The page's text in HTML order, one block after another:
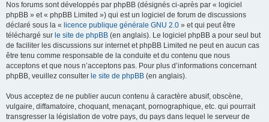
Nos forums sont développés par phpBB (désignés ci-après par « logiciel
phpBB » et « phpBB Limited ») qui est un logiciel de forum de discussions
déclaré sous la « licence publique générale GNU 2.0 » et qui peut être
téléchargé sur le site de phpBB (en anglais). Le logiciel phpBB a pour seul but
de faciliter les discussions sur internet et phpBB Limited ne peut en aucun cas
être tenu comme responsable de la conduite et du contenu que nous
acceptons et que nous n’acceptons pas. Pour plus d’informations concernant
phpBB, veuillez consulter le site de phpBB (en anglais).
Vous acceptez de ne publier aucun contenu à caractère abusif, obscène,
vulgaire, diffamatoire, choquant, menaçant, pornographique, etc. qui pourrait
transgresser la législation de votre pays, du pays dans lequel le serveur de